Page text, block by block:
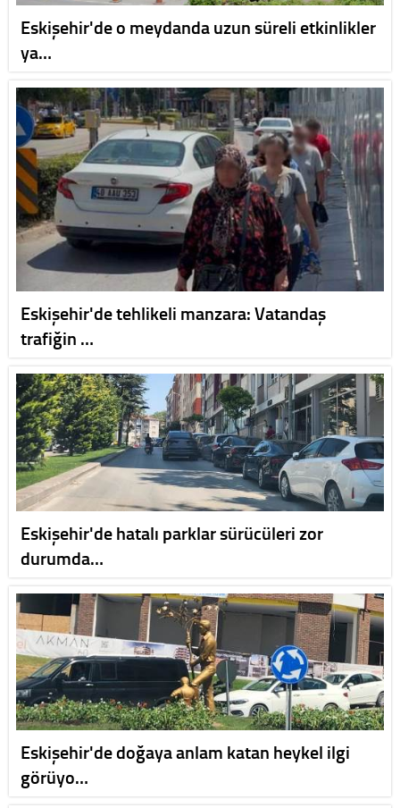
Eskişehir'de o meydanda uzun süreli etkinlikler
ya…
Eskişehir'de tehlikeli manzara: Vatandaş
trafiğin …
Eskişehir'de hatalı parklar sürücüleri zor
durumda…
Eskişehir'de doğaya anlam katan heykel ilgi
görüyo…